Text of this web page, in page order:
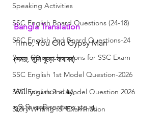
Speaking Activities
SSC English Board Questions (24-18)
SSC English 2nd Board Questions-24
Seen Comprehensions for SSC Exam
SSC English 1st Model Question-2026
SSC English 2nd Model Question 2026
Story Writing for Examination
Bangla Translation
Time, You Old Gypsy Man
(সময়, তুমি বুড়ো যাযাবর)
Will you not stay,
তুমি কি একদিনও থাকতে চাও না,